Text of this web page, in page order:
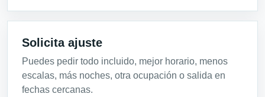
Solicita ajuste
Puedes pedir todo incluido, mejor horario, menos
escalas, más noches, otra ocupación o salida en
fechas cercanas.